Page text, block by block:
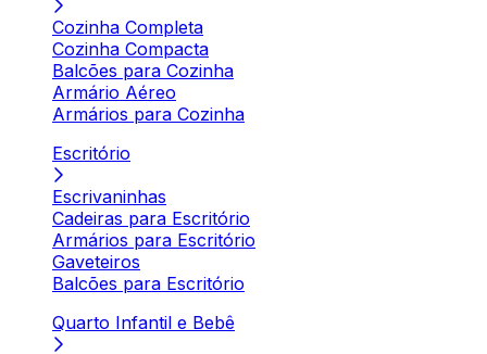
Cozinha Completa
Cozinha Compacta
Balcões para Cozinha
Armário Aéreo
Armários para Cozinha
Escritório
Escrivaninhas
Cadeiras para Escritório
Armários para Escritório
Gaveteiros
Balcões para Escritório
Quarto Infantil e Bebê